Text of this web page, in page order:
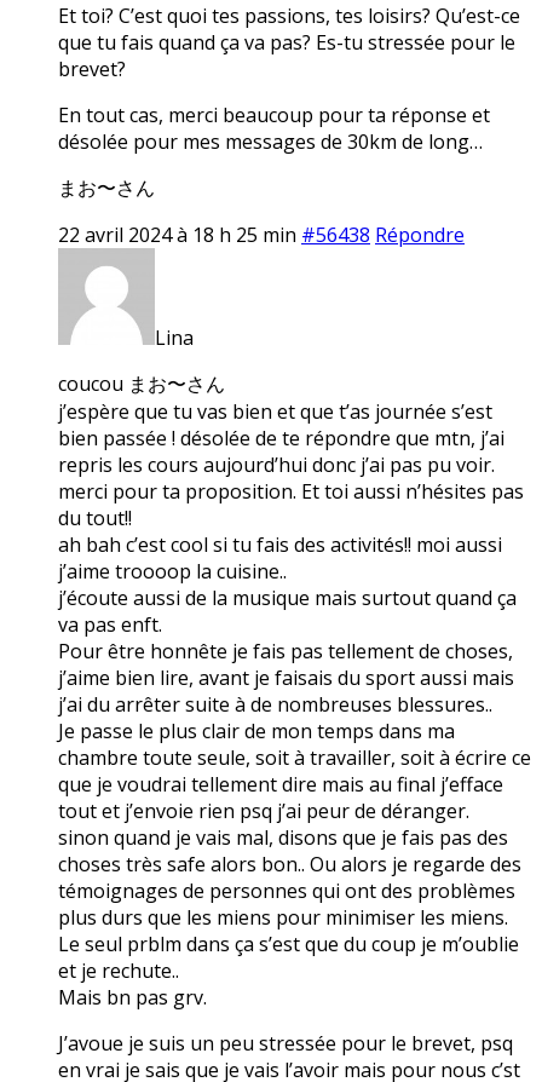
Et toi? C’est quoi tes passions, tes loisirs? Qu’est-ce
que tu fais quand ça va pas? Es-tu stressée pour le
brevet?
En tout cas, merci beaucoup pour ta réponse et
désolée pour mes messages de 30km de long…
まお〜さん
22 avril 2024 à 18 h 25 min #56438 Répondre
Lina
coucou まお〜さん
j’espère que tu vas bien et que t’as journée s’est
bien passée ! désolée de te répondre que mtn, j’ai
repris les cours aujourd’hui donc j’ai pas pu voir.
merci pour ta proposition. Et toi aussi n’hésites pas
du tout!!
ah bah c’est cool si tu fais des activités!! moi aussi
j’aime troooop la cuisine..
j’écoute aussi de la musique mais surtout quand ça
va pas enft.
Pour être honnête je fais pas tellement de choses,
j’aime bien lire, avant je faisais du sport aussi mais
j’ai du arrêter suite à de nombreuses blessures..
Je passe le plus clair de mon temps dans ma
chambre toute seule, soit à travailler, soit à écrire ce
que je voudrai tellement dire mais au final j’efface
tout et j’envoie rien psq j’ai peur de déranger.
sinon quand je vais mal, disons que je fais pas des
choses très safe alors bon.. Ou alors je regarde des
témoignages de personnes qui ont des problèmes
plus durs que les miens pour minimiser les miens.
Le seul prblm dans ça s’est que du coup je m’oublie
et je rechute..
Mais bn pas grv.
J’avoue je suis un peu stressée pour le brevet, psq
en vrai je sais que je vais l’avoir mais pour nous c’st